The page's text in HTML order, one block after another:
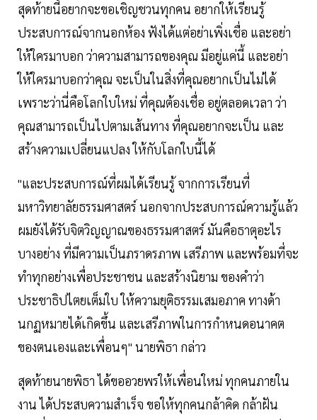
สุดท้ายนี้อยากจะขอเชิญชวนทุกคน อยากให้เรียนรู้
ประสบการณ์จากนอกห้อง ฟังได้แต่อย่าเพิ่งเชื่อ และอย่า
ให้ใครมาบอก ว่าความสามารถของคุณ มีอยู่แค่นี้ และอย่า
ให้ใครมาบอกว่าคุณ จะเป็นในสิ่งที่คุณอยากเป็นไม่ได้
เพราะว่านี่คือโลกใบใหม่ ที่คุณต้องเชื่อ อยู่ตลอดเวลา ว่า
คุณสามารถเป็นไปตามเส้นทาง ที่คุณอยากจะเป็น และ
สร้างความเปลี่ยนแปลง ให้กับโลกใบนี้ได้
"และประสบการณ์ที่ผมได้เรียนรู้ จากการเรียนที่
มหาวิทยาลัยธรรมศาสตร์ นอกจากประสบการณ์ความรู้แล้ว
ผมยังได้รับจิตวิญญาณของธรรมศาสตร์ มันคือธาตุอะไร
บางอย่าง ที่มีความเป็นภราดรภาพ เสรีภาพ และพร้อมที่จะ
ทำทุกอย่างเพื่อประชาชน และสร้างนิยาม ของคำว่า
ประชาธิปไตยเต็มใบ ให้ความยุติธรรมเสมอภาค ทางด้า
นกฏหมายได้เกิดขึ้น และเสรีภาพในการกำหนดอนาคต
ของตนเองและเพื่อนๆ" นายพิธา กล่าว
สุดท้ายนายพิธา ได้ขออวยพรให้เพื่อนใหม่ ทุกคนภายใน
งาน ได้ประสบความสำเร็จ ขอให้ทุกคนกล้าคิด กล้าฝัน